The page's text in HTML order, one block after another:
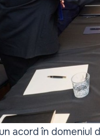
acord în